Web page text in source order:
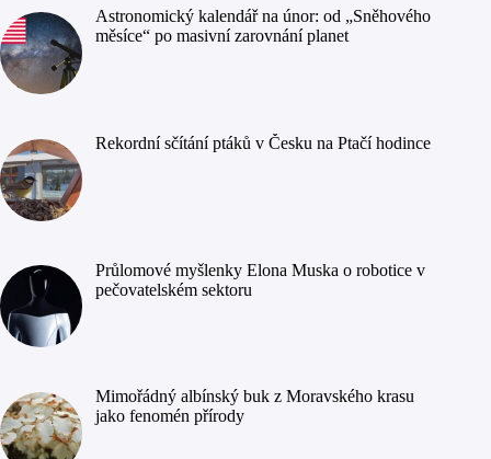
Astronomický kalendář na únor: od „Sněhového
měsíce“ po masivní zarovnání planet
Rekordní sčítání ptáků v Česku na Ptačí hodince
Průlomové myšlenky Elona Muska o robotice v
pečovatelském sektoru
Mimořádný albínský buk z Moravského krasu
jako fenomén přírody